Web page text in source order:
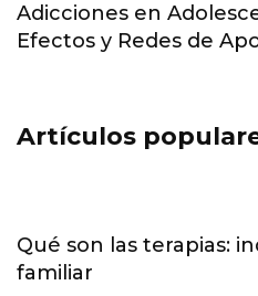
Adicciones en
Efectos y Redes de
Artículos
Qué son las terapias:
familiar